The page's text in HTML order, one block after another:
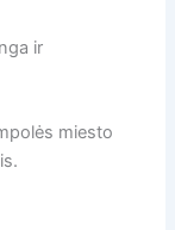
ir
miesto